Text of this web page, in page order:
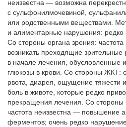
неизвестна — возможна
с сульфонилмочевиной,
или родственными веществами.
и алиментарные нарушения: редко
Со стороны органа зрения:
возникать преходящие зрительные
в начале лечения, обусловленные
глюкозы в крови. Со стороны ЖКТ:
рвота, диарея, ощущение тяжести
боль в животе, которые редко
прекращения лечения. Со стороны
частота неизвестна — повышение
ферментов; очень редко